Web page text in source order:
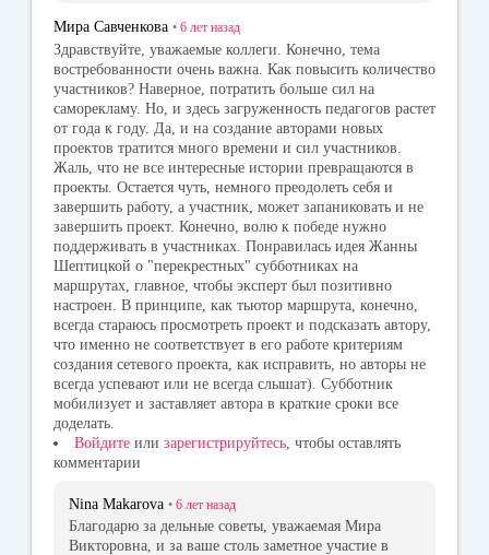
Мира Савченкова • 6 лет назад
Здравствуйте, уважаемые коллеги. Конечно, тема
востребованности очень важна. Как повысить количество
участников? Наверное, потратить больше сил на
саморекламу. Но, и здесь загруженность педагогов растет
от года к году. Да, и на создание авторами новых
проектов тратится много времени и сил участников.
Жаль, что не все интересные истории превращаются в
проекты. Остается чуть, немного преодолеть себя и
завершить работу, а участник, может запаниковать и не
завершить проект. Конечно, волю к победе нужно
поддерживать в участниках. Понравилась идея Жанны
Шептицкой о "перекрестных" субботниках на
маршрутах, главное, чтобы эксперт был позитивно
настроен. В принципе, как тьютор маршрута, конечно,
всегда стараюсь просмотреть проект и подсказать автору,
что именно не соответствует в его работе критериям
создания сетевого проекта, как исправить, но авторы не
всегда успевают или не всегда слышат). Субботник
мобилизует и заставляет автора в краткие сроки все
доделать.
Войдите или зарегистрируйтесь , чтобы оставлять
комментарии
Nina Makarova • 6 лет назад
Благодарю за дельные советы, уважаемая Мира
Викторовна, и за ваше столь заметное участие в